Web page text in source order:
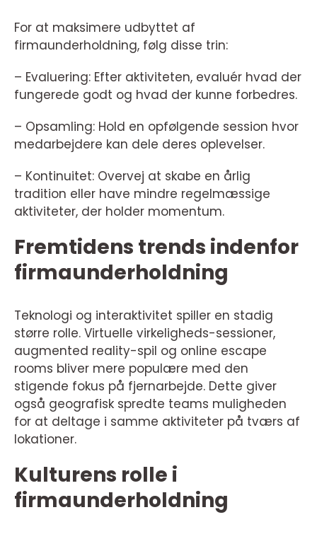
For at maksimere udbyttet af
firmaunderholdning, følg disse trin:
– Evaluering: Efter aktiviteten, evaluér hvad der
fungerede godt og hvad der kunne forbedres.
– Opsamling: Hold en opfølgende session hvor
medarbejdere kan dele deres oplevelser.
– Kontinuitet: Overvej at skabe en årlig
tradition eller have mindre regelmæssige
aktiviteter, der holder momentum.
Fremtidens trends indenfor
firmaunderholdning
Teknologi og interaktivitet spiller en stadig
større rolle. Virtuelle virkeligheds-sessioner,
augmented reality-spil og online escape
rooms bliver mere populære med den
stigende fokus på fjernarbejde. Dette giver
også geografisk spredte teams muligheden
for at deltage i samme aktiviteter på tværs af
lokationer.
Kulturens rolle i
firmaunderholdning